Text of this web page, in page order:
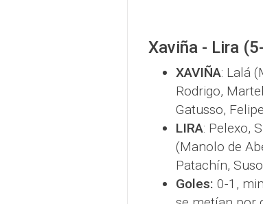
Xaviña - Lira
XAVIÑA: Lalá
Rodrigo,
Gatusso,
LIRA: Pelexo,
(Manolo de
Patachín,
Goles: 0-1,